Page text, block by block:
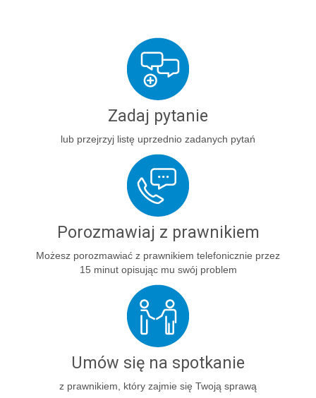
Zadaj pytanie
lub przejrzyj listę uprzednio zadanych pytań
Porozmawiaj z prawnikiem
Możesz porozmawiać z prawnikiem telefonicznie przez
15 minut opisując mu swój problem
Umów się na spotkanie
z prawnikiem, który zajmie się Twoją sprawą